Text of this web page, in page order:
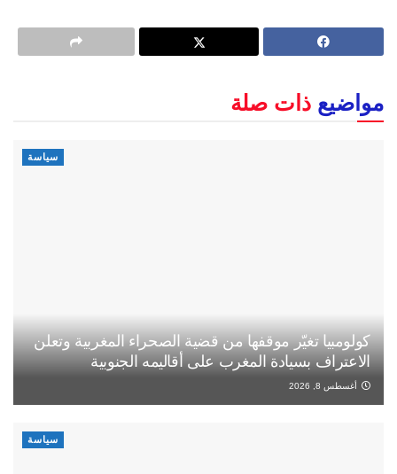
مواضيع ذات صلة
سياسة
كولومبيا تغيّر موقفها من قضية الصحراء المغربية وتعلن
الاعتراف بسيادة المغرب على أقاليمه الجنوبية
أغسطس 8, 2026
سياسة